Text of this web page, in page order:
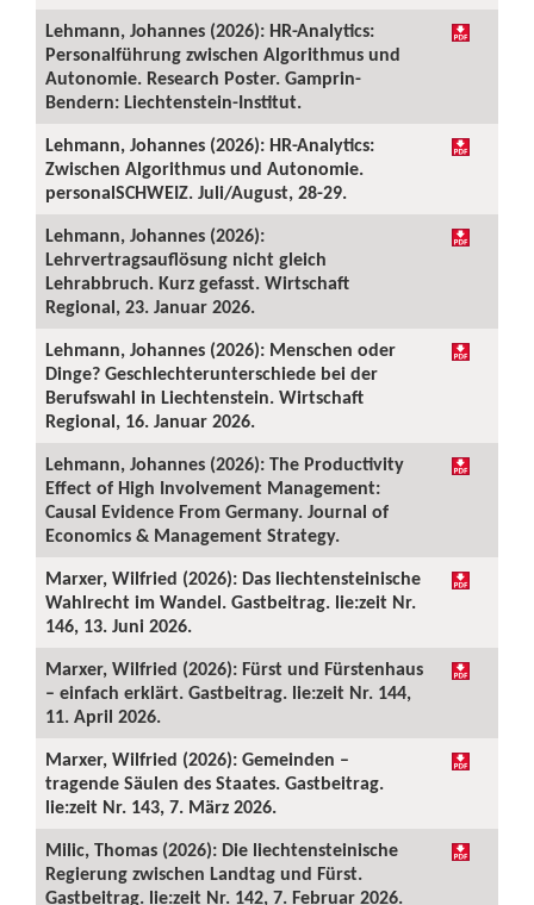
Lehmann, Johannes (2026): HR-Analytics:
Personalführung zwischen Algorithmus und
Autonomie. Research Poster. Gamprin-
Bendern: Liechtenstein-Institut.
Lehmann, Johannes (2026): HR-Analytics:
Zwischen Algorithmus und Autonomie.
personalSCHWEIZ. Juli/August, 28-29.
Lehmann, Johannes (2026):
Lehrvertragsauflösung nicht gleich
Lehrabbruch. Kurz gefasst. Wirtschaft
Regional, 23. Januar 2026.
Lehmann, Johannes (2026): Menschen oder
Dinge? Geschlechterunterschiede bei der
Berufswahl in Liechtenstein. Wirtschaft
Regional, 16. Januar 2026.
Lehmann, Johannes (2026): The Productivity
Effect of High Involvement Management:
Causal Evidence From Germany. Journal of
Economics & Management Strategy.
Marxer, Wilfried (2026): Das liechtensteinische
Wahlrecht im Wandel. Gastbeitrag. lie:zeit Nr.
146, 13. Juni 2026.
Marxer, Wilfried (2026): Fürst und Fürstenhaus
– einfach erklärt. Gastbeitrag. lie:zeit Nr. 144,
11. April 2026.
Marxer, Wilfried (2026): Gemeinden –
tragende Säulen des Staates. Gastbeitrag.
lie:zeit Nr. 143, 7. März 2026.
Milic, Thomas (2026): Die liechtensteinische
Regierung zwischen Landtag und Fürst.
Gastbeitrag. lie:zeit Nr. 142, 7. Februar 2026.